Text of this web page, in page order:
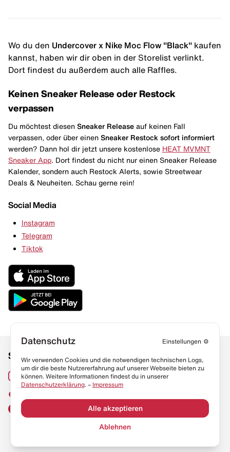
Wo du den Undercover x Nike Moc Flow "Black" kaufen
kannst, haben wir dir oben in der Storelist verlinkt.
Dort findest du außerdem auch alle Raffles.
Keinen Sneaker Release oder Restock
verpassen
Du möchtest diesen Sneaker Release auf keinen Fall
verpassen, oder über einen Sneaker Restock sofort informiert
werden? Dann hol dir jetzt unsere kostenlose HEAT MVMNT
Sneaker App . Dort findest du nicht nur einen Sneaker Release
Kalender, sondern auch Restock Alerts, sowie Streetwear
Deals & Neuheiten. Schau gerne rein!
Social Media
Instagram
Telegram
Tiktok
Social Media
Instagram
Links
Sneaker Lexikon
Resell Guide
Datenschutz
Datenschutz Einstellungen ⚙️
Wir verwenden Cookies und die notwendigen technischen Logs,
um dir die beste Nutzererfahrung auf unserer Webseite bieten zu
können. Weitere Informationen findest du in unserer
Datenschutzerklärung. – Impressum
Alle akzeptieren
Ablehnen